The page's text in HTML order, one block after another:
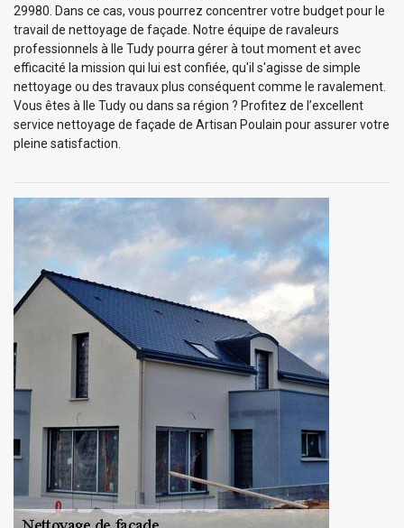
29980. Dans ce cas, vous pourrez concentrer votre budget pour le
travail de nettoyage de façade. Notre équipe de ravaleurs
professionnels à Ile Tudy pourra gérer à tout moment et avec
efficacité la mission qui lui est confiée, qu'il s'agisse de simple
nettoyage ou des travaux plus conséquent comme le ravalement.
Vous êtes à Ile Tudy ou dans sa région ? Profitez de l’excellent
service nettoyage de façade de Artisan Poulain pour assurer votre
pleine satisfaction.